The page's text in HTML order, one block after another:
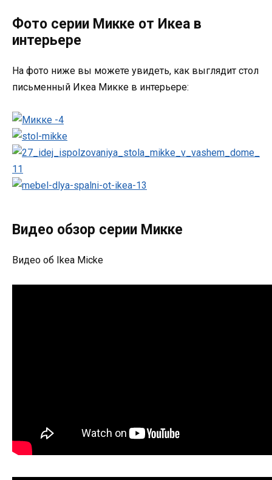
Фото серии Микке от Икеа в
интерьере
На фото ниже вы можете увидеть, как выглядит стол
письменный Икеа Микке в интерьере:
Видео обзор серии Микке
Видео об Ikea Micke